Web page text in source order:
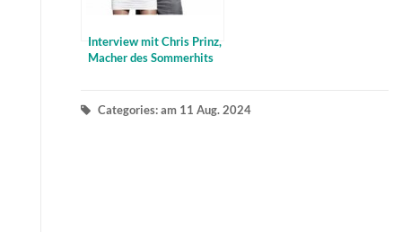
Interview mit Chris Prinz,
Macher des Sommerhits
Categories: am 11 Aug. 2024